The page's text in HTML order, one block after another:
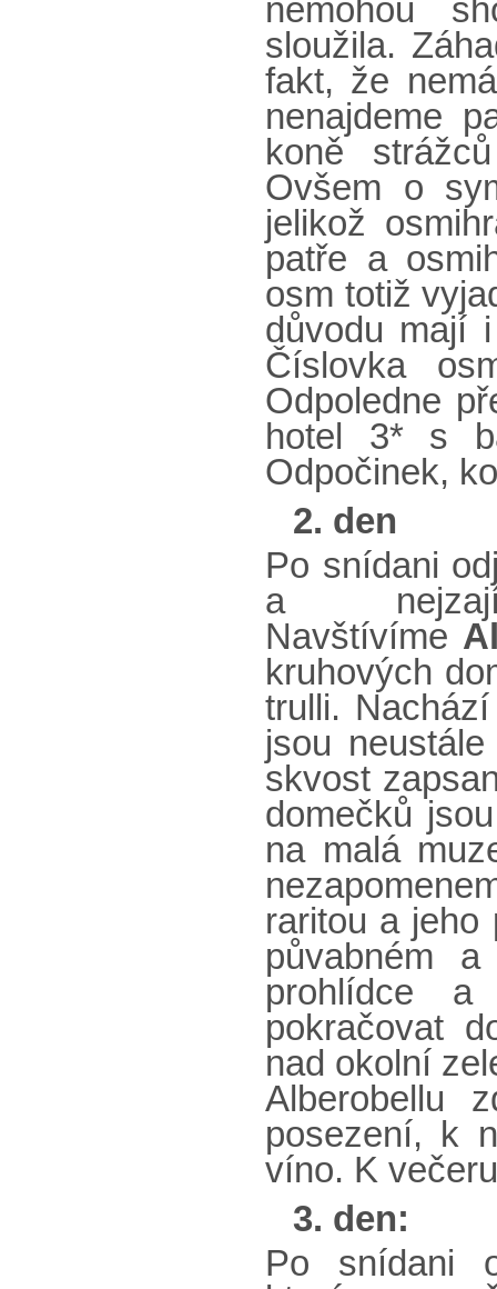
nemohou
sloužila.
fakt, že
nenajdeme
koně
Ovšem o
jelikož
patře a
osm totiž
důvodu mají
Číslovka
Odpoledne
hotel 3* s
Odpočinek,
2. den
Po snídani
a
Navštívíme
kruhových
trulli.
jsou
skvost
domečků
na malá
raritou a
půvabném
prohlídce
pokračovat
nad okolní
Alberobellu
posezení, k
víno. K
3. den:
Po snídani